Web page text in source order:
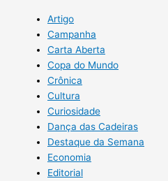
Artigo
Campanha
Carta Aberta
Copa do Mundo
Crônica
Cultura
Curiosidade
Dança das Cadeiras
Destaque da Semana
Economia
Editorial